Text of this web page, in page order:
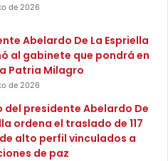
de 2026
Abelardo De La Espriella
al gabinete que pondrá en
Patria Milagro
de 2026
del presidente Abelardo De
ordena el traslado de 117
alto perfil vinculados a
de paz